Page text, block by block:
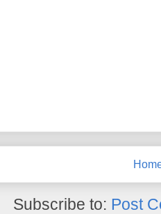
Subscribe to: Post